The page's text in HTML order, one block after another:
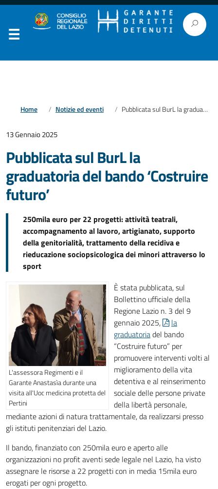
Home Notizie ed eventi Pubblicata sul BurL la graduatoria del bando ‘Costruire futuro’
13 Gennaio 2025
Pubblicata sul BurL la
graduatoria del bando ‘Costruire
futuro’
250mila euro per 22 progetti: attività teatrali,
accompagnamento al lavoro, artigianato, supporto
della genitorialità, trattamento della recidiva e
rieducazione sociopsicologica dei minori attraverso lo
sport
L'assessora Regimenti e il
Garante Anastasìa durante una
visita all'Uoc medicina protetta del
Pertini
È stata pubblicata, sul
Bollettino ufficiale della
Regione Lazio n. 3 del 9
gennaio 2025,
la
graduatoriadel bando
“Costruire futuro” per
promuovere interventi volti al
miglioramento della vita
detentiva e al reinserimento
sociale delle persone private
della libertà personale,
mediante azioni di natura trattamentale, da realizzarsi presso
gli istituti penitenziari del Lazio.
Il bando, finanziato con 250mila euro e aperto alle
organizzazioni no profit aventi sede legale nel Lazio, ha visto
assegnare le risorse a 22 progetti con in media 15mila euro
erogati per ogni progetto.